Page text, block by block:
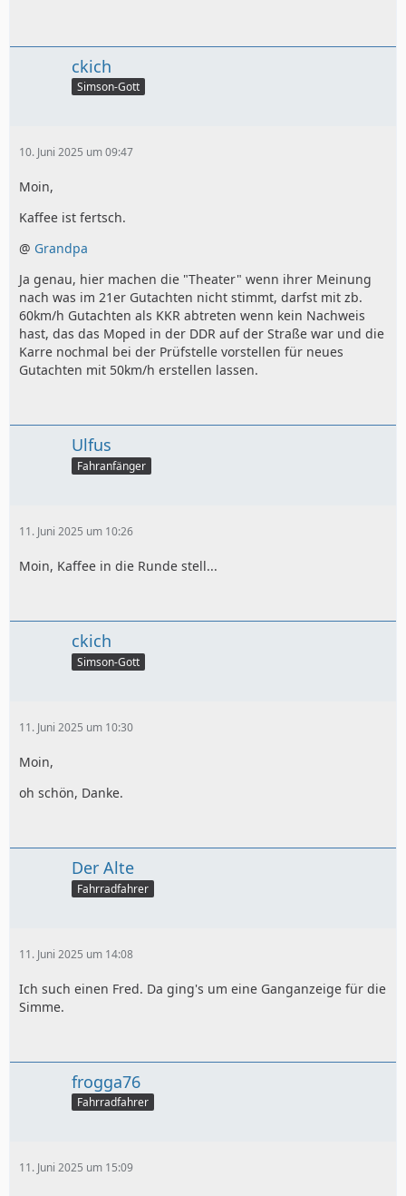
ckich
Simson-Gott
10. Juni 2025 um 09:47
Moin,
Kaffee ist fertsch.
@ Grandpa
Ja genau, hier machen die "Theater" wenn ihrer Meinung
nach was im 21er Gutachten nicht stimmt, darfst mit zb.
60km/h Gutachten als KKR abtreten wenn kein Nachweis
hast, das das Moped in der DDR auf der Straße war und die
Karre nochmal bei der Prüfstelle vorstellen für neues
Gutachten mit 50km/h erstellen lassen.
Ulfus
Fahranfänger
11. Juni 2025 um 10:26
Moin, Kaffee in die Runde stell...
ckich
Simson-Gott
11. Juni 2025 um 10:30
Moin,
oh schön, Danke.
Der Alte
Fahrradfahrer
11. Juni 2025 um 14:08
Ich such einen Fred. Da ging's um eine Ganganzeige für die
Simme.
frogga76
Fahrradfahrer
11. Juni 2025 um 15:09